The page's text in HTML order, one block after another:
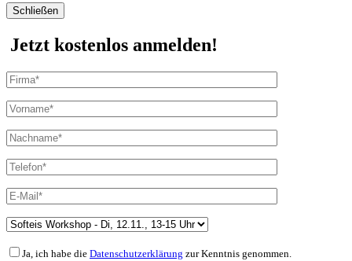
Schließen
Jetzt kostenlos anmelden!
Ja, ich habe die Datenschutzerklärung zur Kenntnis genommen.